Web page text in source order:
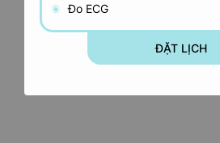
Đo ECG
ĐẶT LỊCH